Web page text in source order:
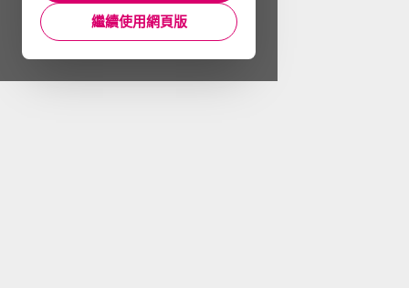
繼續使用網頁版